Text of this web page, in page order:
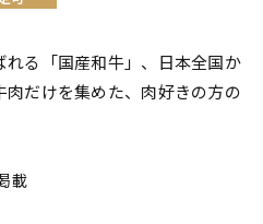
る「国産和牛」、日本全国か
だけを集めた、肉好きの方の
載